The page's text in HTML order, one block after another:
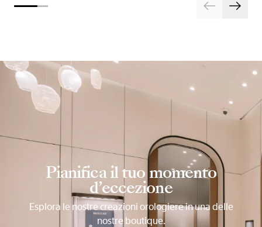
Pianifica il tuo momento
d’eccezione
Esplora le nostre creazioni orologiere in una delle
nostre boutique.